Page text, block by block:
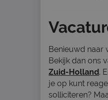
Benieuwd naar
Bekijk dan ons
Zuid-Holland.
je op kunt
solliciteren?